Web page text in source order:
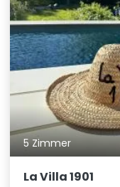
5 Zimmer
La Villa 1901